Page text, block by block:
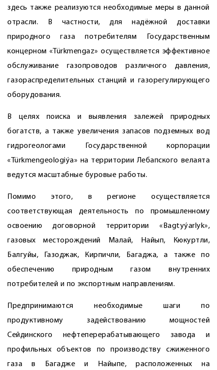
здесь также реализуются необходимые меры в данной
отрасли. В частности, для надёжной доставки
природного газа потребителям Государственным
концерном «Türkmengaz» осуществляется эффективное
обслуживание газопроводов различного давления,
газораспределительных станций и газорегулирующего
оборудования.
В целях поиска и выявления залежей природных
богатств, а также увеличения запасов подземных вод
гидрогеологами Государственной корпорации
«Türkmengeologiýa» на территории Лебапского велаята
ведутся масштабные буровые работы.
Помимо этого, в регионе осуществляется
соответствующая деятельность по промышленному
освоению договорной территории «Bagtyýarlyk»,
газовых месторождений Малай, Найып, Кюкуртли,
Балгуйы, Газоджак, Кирпичли, Багаджа, а также по
обеспечению природным газом внутренних
потребителей и по экспортным направлениям.
Предпринимаются необходимые шаги по
продуктивному задействованию мощностей
Сейдинского нефтеперерабатывающего завода и
профильных объектов по производству сжиженного
газа в Багадже и Найыпе, расположенных на